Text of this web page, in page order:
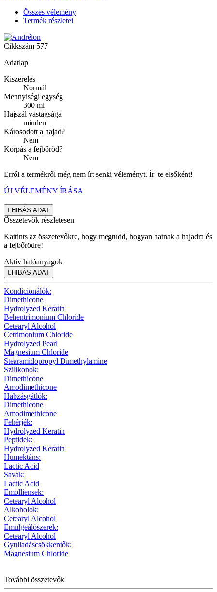
Összes vélemény
Termék részletei
Cikkszám 577
Adatlap
Kiszerelés
Normál
Mennyiségi egység
300 ml
Hajszál vastagsága
minden
Károsodott a hajad?
Nem
Korpás a fejbőröd?
Nem
Erről a termékről még nem írt senki véleményt. Írj te elsőként!
ÚJ VÉLEMÉNY ÍRÁSA
HIBÁS ADAT
Összetevők részletesen
Kattints az összetevőkre, hogy megtudd, hogyan hatnak a hajadra és
a fejbőrödre!
Aktív hatóanyagok
HIBÁS ADAT
Kondicionálók:
Dimethicone
Hydrolyzed Keratin
Behentrimonium Chloride
Cetearyl Alcohol
Cetrimonium Chloride
Hydrolyzed Pearl
Magnesium Chloride
Stearamidopropyl Dimethylamine
Szilikonok:
Dimethicone
Amodimethicone
Habzásgátlók:
Dimethicone
Amodimethicone
Fehérjék:
Hydrolyzed Keratin
Peptidek:
Hydrolyzed Keratin
Humektáns:
Lactic Acid
Savak:
Lactic Acid
Emolliensek:
Cetearyl Alcohol
Alkoholok:
Cetearyl Alcohol
Emulgeálószerek:
Cetearyl Alcohol
Gyulladáscsökkentők:
Magnesium Chloride
További összetevők